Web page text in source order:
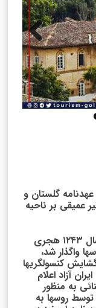
Next
گلستان و
عمیقی بر ناحیه
بر طبق ماده ۸ معاهده ترکمن چای در سال ۱۲۴۳ هجری
واگذار شد،
معاهده گشایش کنسولگریها
آزاد اعلام
به منظور
روسها به